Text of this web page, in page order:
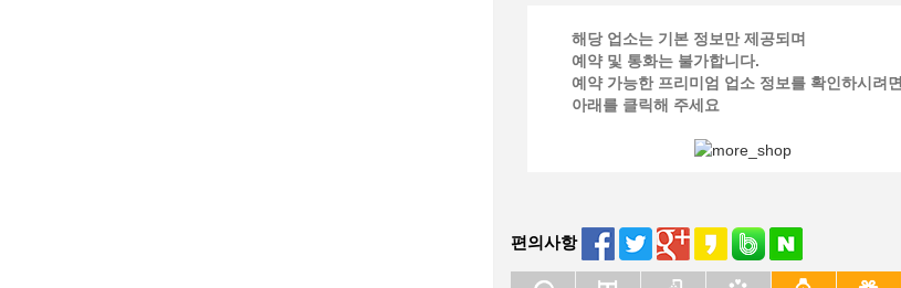
해당 업소는 기본 정보만 제공되며
예약 및 통화는 불가합니다.
예약 가능한 프리미엄 업소 정보를 확인하시려면
아래를 클릭해 주세요
편의사항